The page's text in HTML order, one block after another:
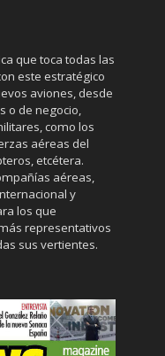
que toca todas las
este estratégico
aviones, desde
o de negocio,
como los
aéreas del
etcétera.
aéreas,
y
los que
representativos
sus vertientes.